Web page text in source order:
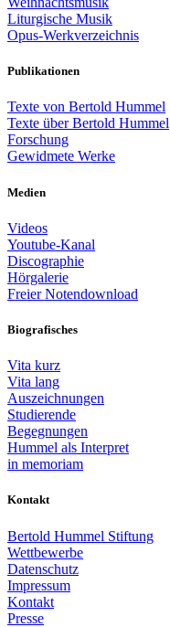
Liturgische Musik
Opus-Werkverzeichnis
Publikationen
Texte von Bertold Hummel
Texte über Bertold Hummel
Forschung
Gewidmete Werke
Medien
Videos
Youtube-Kanal
Discographie
Hörgalerie
Freier Notendownload
Biografisches
Vita kurz
Vita lang
Auszeichnungen
Studierende
Begegnungen
Hummel als Interpret
in memoriam
Kontakt
Bertold Hummel Stiftung
Wettbewerbe
Datenschutz
Impressum
Kontakt
Presse